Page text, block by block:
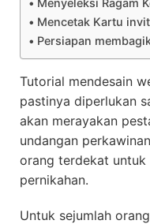
Menyeleksi Ragam
Mencetak Kartu
Persiapan
Tutorial mendesain
pastinya diperlukan
akan merayakan
undangan
orang terdekat
pernikahan.
Untuk sejumlah